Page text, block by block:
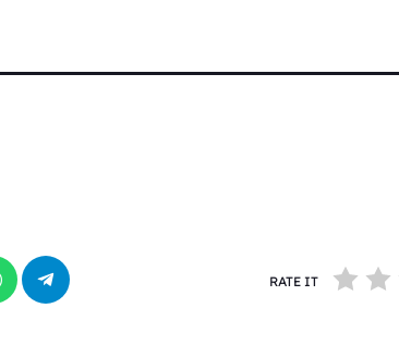
RATE IT